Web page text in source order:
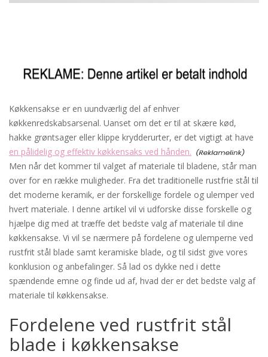
Køkkensakse er en uundværlig del af enhver
køkkenredskabsarsenal. Uanset om det er til at skære kød,
hakke grøntsager eller klippe krydderurter, er det vigtigt at have
en pålidelig og effektiv køkkensaks ved hånden.
Men når det kommer til valget af materiale til bladene, står man
over for en række muligheder. Fra det traditionelle rustfrie stål til
det moderne keramik, er der forskellige fordele og ulemper ved
hvert materiale. I denne artikel vil vi udforske disse forskelle og
hjælpe dig med at træffe det bedste valg af materiale til dine
køkkensakse. Vi vil se nærmere på fordelene og ulemperne ved
rustfrit stål blade samt keramiske blade, og til sidst give vores
konklusion og anbefalinger. Så lad os dykke ned i dette
spændende emne og finde ud af, hvad der er det bedste valg af
materiale til køkkensakse.
Fordelene ved rustfrit stål
blade i køkkensakse